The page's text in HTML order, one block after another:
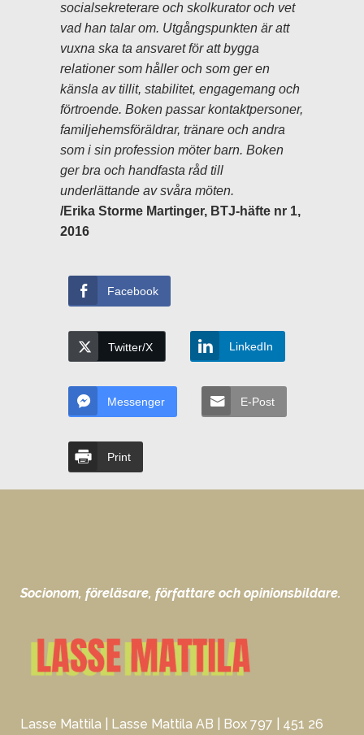
socialsekreterare och skolkurator och vet
vad han talar om. Utgångspunkten är att
vuxna ska ta ansvaret för att bygga
relationer som håller och som ger en
känsla av tillit, stabilitet, engagemang och
förtroende. Boken passar kontaktpersoner,
familjehemsföräldrar, tränare och andra
som i sin profession möter barn. Boken
ger bra och handfasta råd till
underlättande av svåra möten.
/Erika Storme Martinger, BTJ-häfte nr 1,
2016
Facebook
Twitter/X LinkedIn
Messenger E-Post
Print
Socionom, föreläsare, författare och opinionsbildare.
Lasse Mattila | Lasse Mattila AB | Box 797 | 451 26